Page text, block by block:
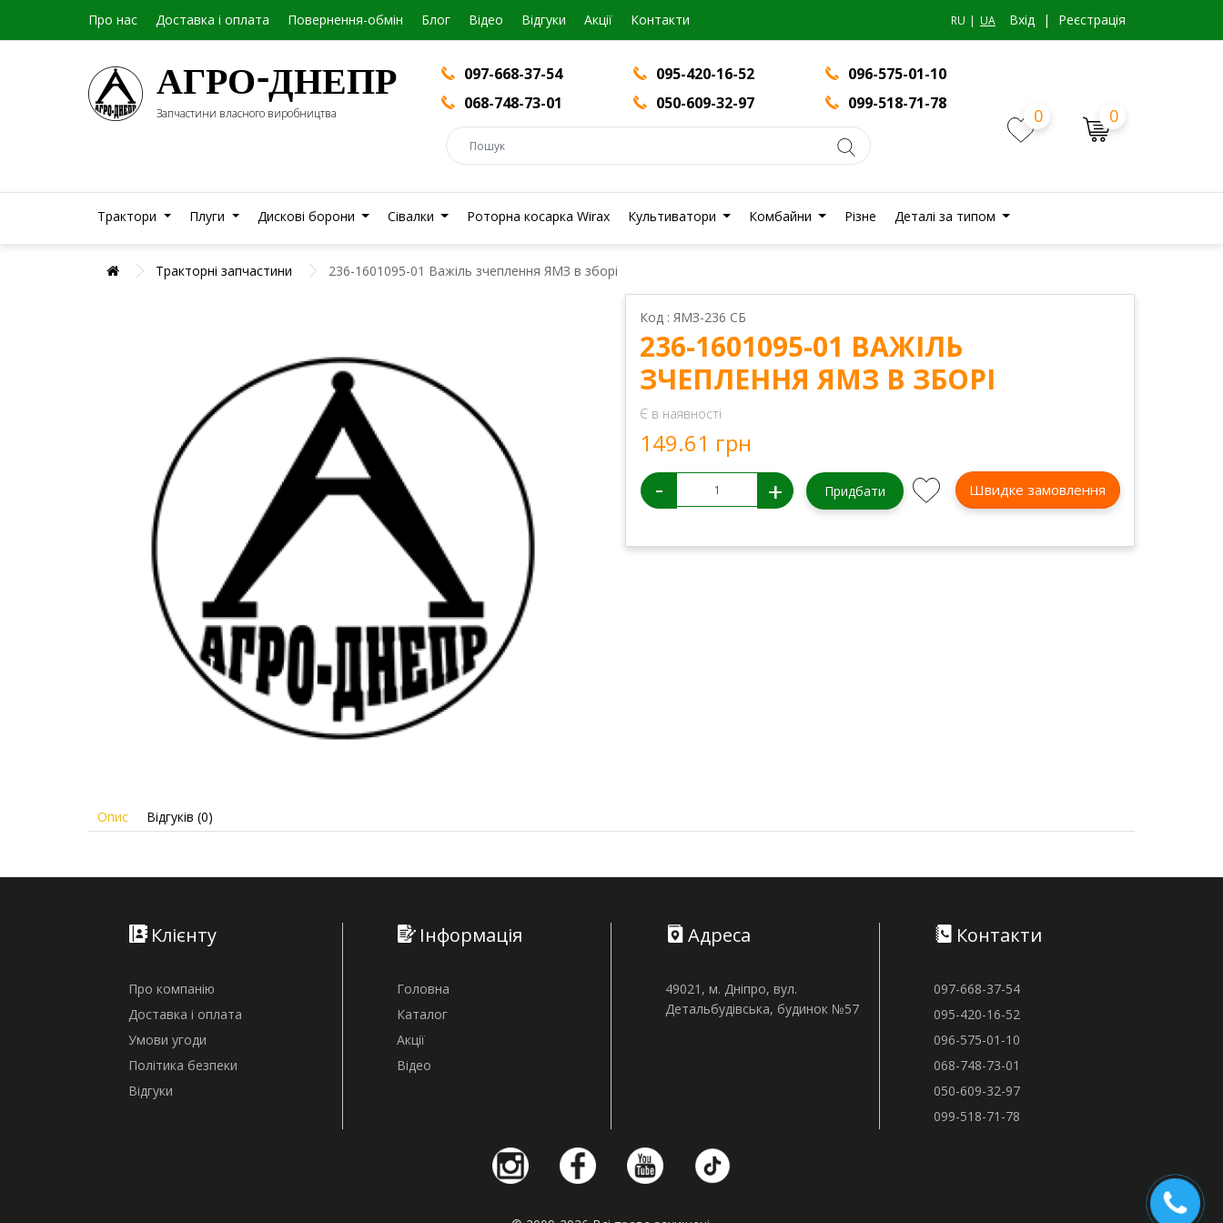
Про нас Доставка і оплата Повернення-обмін Блог Вiдео Відгуки Акції Контакти RU UA Вхiд | Реєстрація
АГРО-ДНЕПР
Запчастини власного виробництва
097-668-37-54 095-420-16-52
096-575-01-10
068-748-73-01
050-609-32-97 099-518-71-78
0 0
Трактори Плуги Дискові борони Сівалки Роторна косарка Wirax Культиватори Комбайни Різне Деталі за типом
Тракторні запчастини 236-1601095-01 Важіль зчеплення ЯМЗ в зборі
Код : ЯМЗ-236 СБ
236-1601095-01 ВАЖІЛЬ
ЗЧЕПЛЕННЯ ЯМЗ В ЗБОРІ
Є в наявності
149.61 грн
- + Придбати Швидке замовлення
Опис Відгуків (0)
Клієнту
Про компанію
Доставка і оплата
Умови угоди
Політика безпеки
Відгуки
Інформація
Головна
Каталог
Акції
Відео
Адреса
49021, м. Дніпро, вул.
Детальбудівська, будинок №57
Контакти
097-668-37-54
095-420-16-52
096-575-01-10
068-748-73-01
050-609-32-97
099-518-71-78